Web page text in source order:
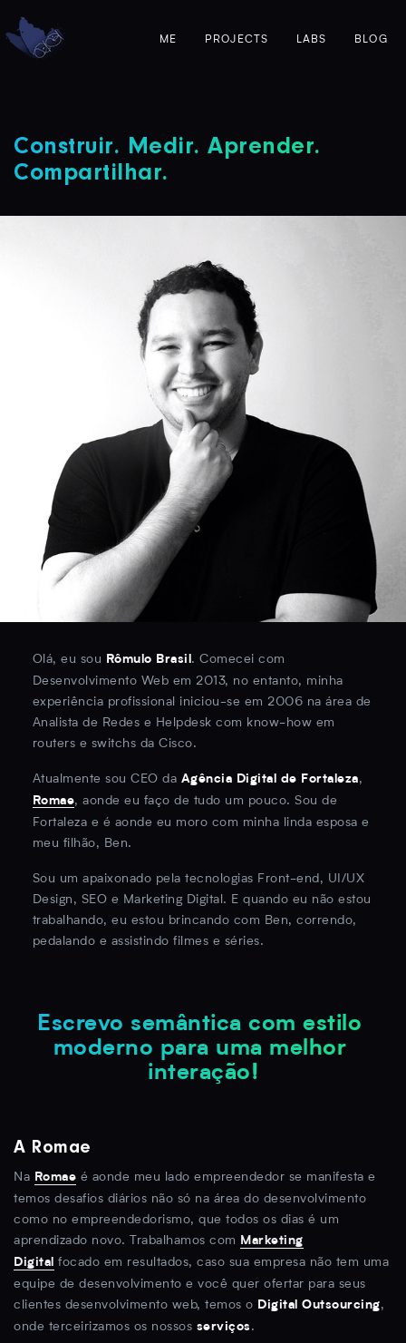
ME PROJECTS LABS BLOG
Construir. Medir. Aprender.
Compartilhar.
Olá, eu sou Rômulo Brasil. Comecei com
Desenvolvimento Web em 2013, no entanto, minha
experiência profissional iniciou-se em 2006 na área de
Analista de Redes e Helpdesk com know-how em
routers e switchs da Cisco.
Atualmente sou CEO da Agência Digital de Fortaleza,
Romae, aonde eu faço de tudo um pouco. Sou de
Fortaleza e é aonde eu moro com minha linda esposa e
meu filhão, Ben.
Sou um apaixonado pela tecnologias Front-end, UI/UX
Design, SEO e Marketing Digital. E quando eu não estou
trabalhando, eu estou brincando com Ben, correndo,
pedalando e assistindo filmes e séries.
Escrevo semântica com estilo
moderno para uma melhor
interação!
A Romae
Na Romae é aonde meu lado empreendedor se manifesta e
temos desafios diários não só na área do desenvolvimento
como no empreendedorismo, que todos os dias é um
aprendizado novo. Trabalhamos com Marketing
Digital focado em resultados, caso sua empresa não tem uma
equipe de desenvolvimento e você quer ofertar para seus
clientes desenvolvimento web, temos o Digital Outsourcing,
onde terceirizamos os nossos serviços .